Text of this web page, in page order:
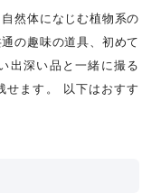
然体になじむ植物系の
の趣味の道具、初めて
出深い品と一緒に撮る
せます。 以下はおすす